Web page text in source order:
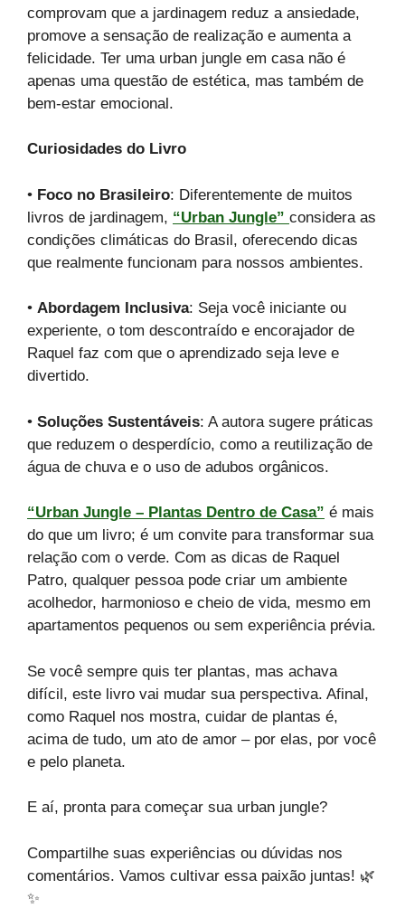
comprovam que a jardinagem reduz a ansiedade,
promove a sensação de realização e aumenta a
felicidade. Ter uma urban jungle em casa não é
apenas uma questão de estética, mas também de
bem-estar emocional.
Curiosidades do Livro
• Foco no Brasileiro: Diferentemente de muitos
livros de jardinagem, “Urban Jungle” considera as
condições climáticas do Brasil, oferecendo dicas
que realmente funcionam para nossos ambientes.
• Abordagem Inclusiva: Seja você iniciante ou
experiente, o tom descontraído e encorajador de
Raquel faz com que o aprendizado seja leve e
divertido.
• Soluções Sustentáveis: A autora sugere práticas
que reduzem o desperdício, como a reutilização de
água de chuva e o uso de adubos orgânicos.
“Urban Jungle – Plantas Dentro de Casa” é mais
do que um livro; é um convite para transformar sua
relação com o verde. Com as dicas de Raquel
Patro, qualquer pessoa pode criar um ambiente
acolhedor, harmonioso e cheio de vida, mesmo em
apartamentos pequenos ou sem experiência prévia.
Se você sempre quis ter plantas, mas achava
difícil, este livro vai mudar sua perspectiva. Afinal,
como Raquel nos mostra, cuidar de plantas é,
acima de tudo, um ato de amor – por elas, por você
e pelo planeta.
E aí, pronta para começar sua urban jungle?
Compartilhe suas experiências ou dúvidas nos
comentários. Vamos cultivar essa paixão juntas! 🌿
✨